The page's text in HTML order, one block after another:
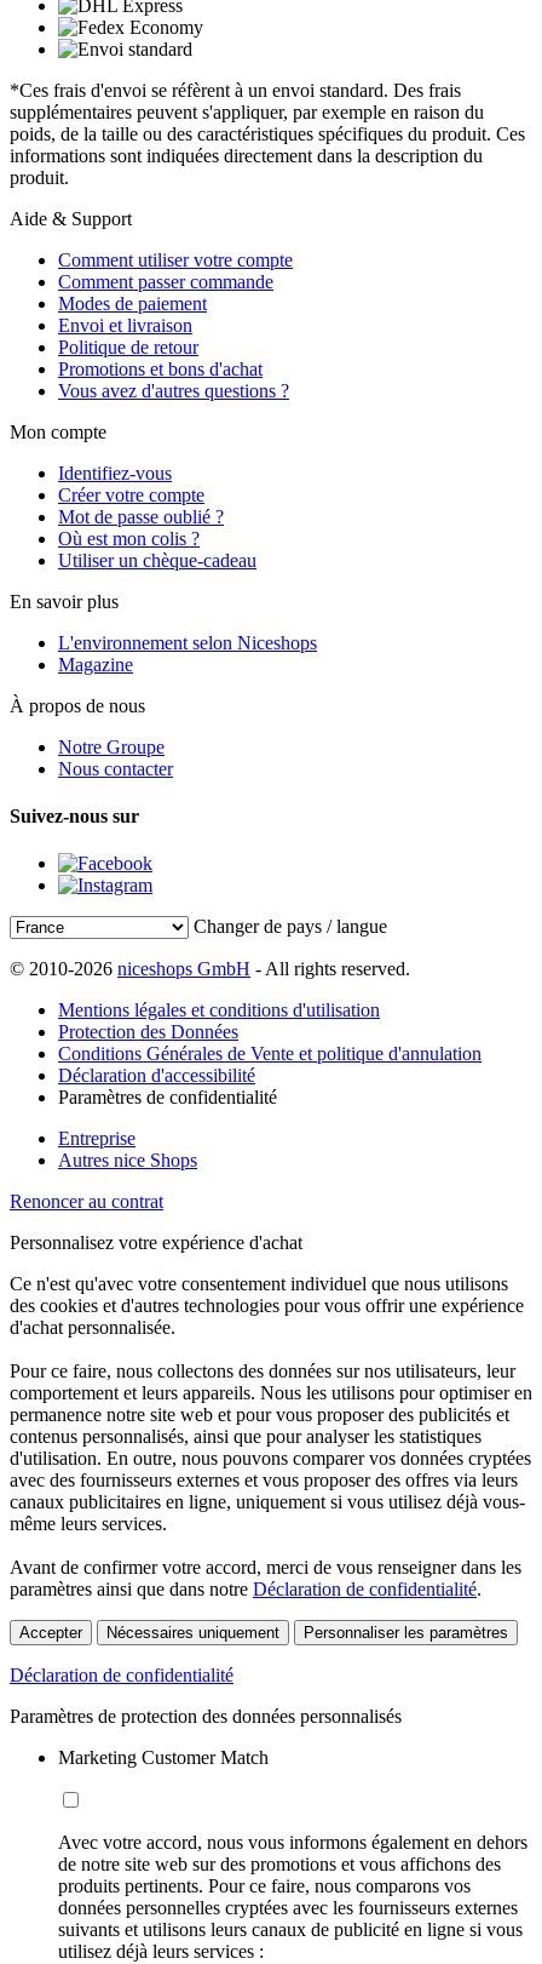
*Ces frais d'envoi se réfèrent à un envoi standard. Des frais
supplémentaires peuvent s'appliquer, par exemple en raison du
poids, de la taille ou des caractéristiques spécifiques du produit. Ces
informations sont indiquées directement dans la description du
produit.
Aide & Support
Comment utiliser votre compte
Comment passer commande
Modes de paiement
Envoi et livraison
Politique de retour
Promotions et bons d'achat
Vous avez d'autres questions ?
Mon compte
Identifiez-vous
Créer votre compte
Mot de passe oublié ?
Où est mon colis ?
Utiliser un chèque-cadeau
En savoir plus
L'environnement selon Niceshops
Magazine
À propos de nous
Notre Groupe
Nous contacter
Suivez-nous sur
Changer de pays / langue
© 2010-2026 niceshops GmbH - All rights reserved.
Mentions légales et conditions d'utilisation
Protection des Données
Conditions Générales de Vente et politique d'annulation
Déclaration d'accessibilité
Paramètres de confidentialité
Entreprise
Autres nice Shops
Renoncer au contrat
Personnalisez votre expérience d'achat
Ce n'est qu'avec votre consentement individuel que nous utilisons
des cookies et d'autres technologies pour vous offrir une expérience
d'achat personnalisée.
Pour ce faire, nous collectons des données sur nos utilisateurs, leur
comportement et leurs appareils. Nous les utilisons pour optimiser en
permanence notre site web et pour vous proposer des publicités et
contenus personnalisés, ainsi que pour analyser les statistiques
d'utilisation. En outre, nous pouvons comparer vos données cryptées
avec des fournisseurs externes et vous proposer des offres via leurs
canaux publicitaires en ligne, uniquement si vous utilisez déjà vous-
même leurs services.
Avant de confirmer votre accord, merci de vous renseigner dans les
paramètres ainsi que dans notre Déclaration de confidentialité.
Accepter Nécessaires uniquement Personnaliser les paramètres
Déclaration de confidentialité
Paramètres de protection des données personnalisés
Marketing Customer Match
Avec votre accord, nous vous informons également en dehors
de notre site web sur des promotions et vous affichons des
produits pertinents. Pour ce faire, nous comparons vos
données personnelles cryptées avec les fournisseurs externes
suivants et utilisons leurs canaux de publicité en ligne si vous
utilisez déjà leurs services :